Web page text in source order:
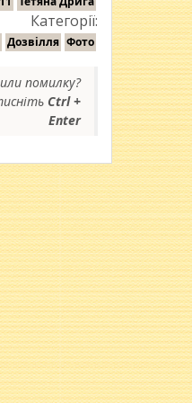
Категорії:
Дозвілля Фото
помилку?
Ctrl +
Enter